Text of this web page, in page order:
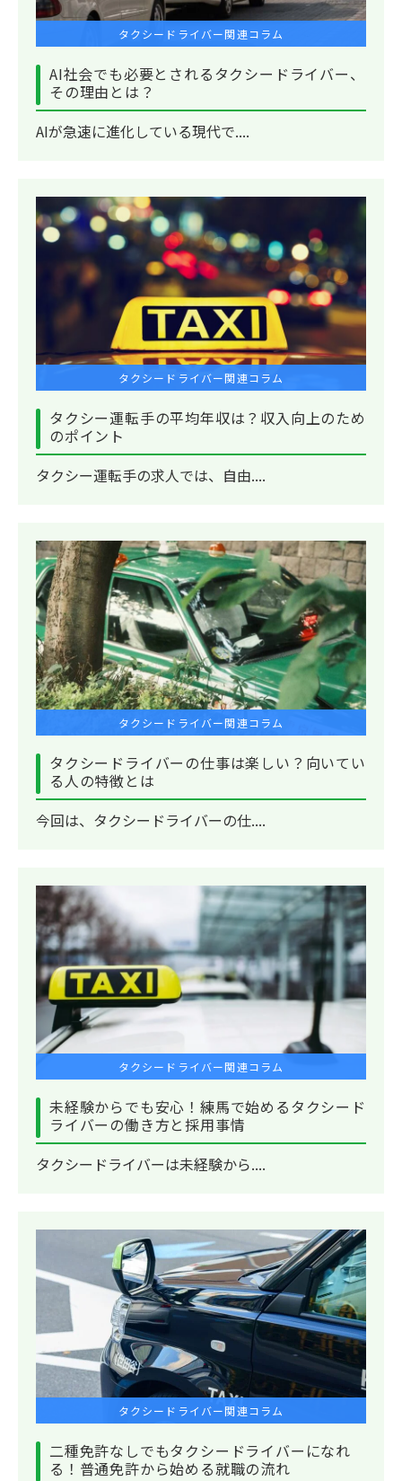
タクシードライバー関連コラム
AI社会でも必要とされるタクシードライバー、
その理由とは？
AIが急速に進化している現代で....
タクシードライバー関連コラム
タクシー運転手の平均年収は？収入向上のため
のポイント
タクシー運転手の求人では、自由....
タクシードライバー関連コラム
タクシードライバーの仕事は楽しい？向いてい
る人の特徴とは
今回は、タクシードライバーの仕....
タクシードライバー関連コラム
未経験からでも安心！練馬で始めるタクシード
ライバーの働き方と採用事情
タクシードライバーは未経験から....
タクシードライバー関連コラム
二種免許なしでもタクシードライバーになれ
る！普通免許から始める就職の流れ